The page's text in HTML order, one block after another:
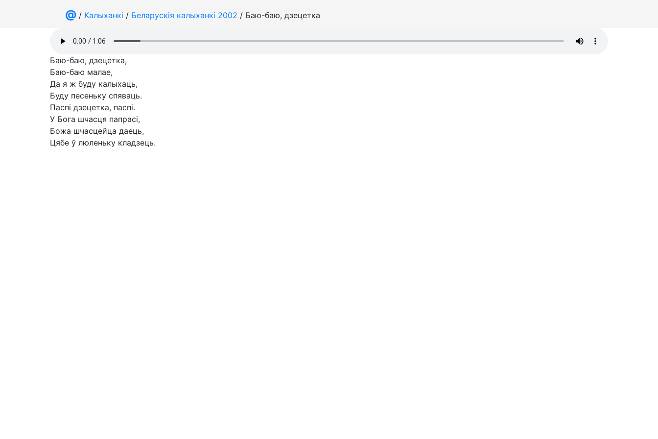
@ / Калыханкі / Беларускія калыханкі 2002 / Баю-баю, дзецетка
Баю-баю, дзецетка,
Баю-баю малае,
Да я ж буду калыхаць,
Буду песеньку спяваць.
Паспі дзецетка, паспі.
У Бога шчасця папрасі,
Божа шчасцейца даець,
Цябе ў люленьку кладзець.